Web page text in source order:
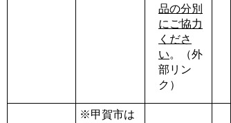
品の分別
にご協力
くださ
い。（外
部リン
ク）
※甲賀市は